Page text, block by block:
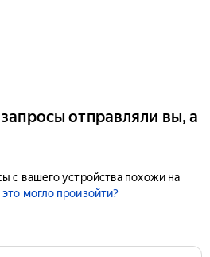
отправляли вы, а
с вашего устройства похожи на
могло произойти?